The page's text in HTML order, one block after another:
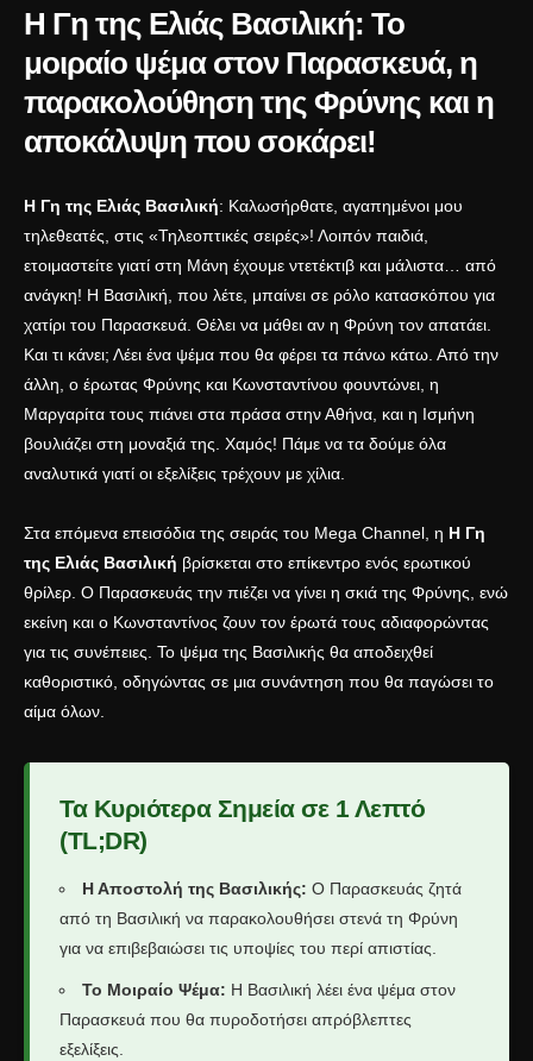
Η Γη της Ελιάς Βασιλική: Το
μοιραίο ψέμα στον Παρασκευά, η
παρακολούθηση της Φρύνης και η
αποκάλυψη που σοκάρει!
Η Γη της Ελιάς Βασιλική: Καλωσήρθατε, αγαπημένοι μου
τηλεθεατές, στις «Τηλεοπτικές σειρές»! Λοιπόν παιδιά,
ετοιμαστείτε γιατί στη Μάνη έχουμε ντετέκτιβ και μάλιστα… από
ανάγκη! Η Βασιλική, που λέτε, μπαίνει σε ρόλο κατασκόπου για
χατίρι του Παρασκευά. Θέλει να μάθει αν η Φρύνη τον απατάει.
Και τι κάνει; Λέει ένα ψέμα που θα φέρει τα πάνω κάτω. Από την
άλλη, ο έρωτας Φρύνης και Κωνσταντίνου φουντώνει, η
Μαργαρίτα τους πιάνει στα πράσα στην Αθήνα, και η Ισμήνη
βουλιάζει στη μοναξιά της. Χαμός! Πάμε να τα δούμε όλα
αναλυτικά γιατί οι εξελίξεις τρέχουν με χίλια.
Στα επόμενα επεισόδια της σειράς του Mega Channel, η Η Γη
της Ελιάς Βασιλική βρίσκεται στο επίκεντρο ενός ερωτικού
θρίλερ. Ο Παρασκευάς την πιέζει να γίνει η σκιά της Φρύνης, ενώ
εκείνη και ο Κωνσταντίνος ζουν τον έρωτά τους αδιαφορώντας
για τις συνέπειες. Το ψέμα της Βασιλικής θα αποδειχθεί
καθοριστικό, οδηγώντας σε μια συνάντηση που θα παγώσει το
αίμα όλων.
Τα Κυριότερα Σημεία σε 1 Λεπτό
(TL;DR)
Η Αποστολή της Βασιλικής: Ο Παρασκευάς ζητά
από τη Βασιλική να παρακολουθήσει στενά τη Φρύνη
για να επιβεβαιώσει τις υποψίες του περί απιστίας.
Το Μοιραίο Ψέμα: Η Βασιλική λέει ένα ψέμα στον
Παρασκευά που θα πυροδοτήσει απρόβλεπτες
εξελίξεις.